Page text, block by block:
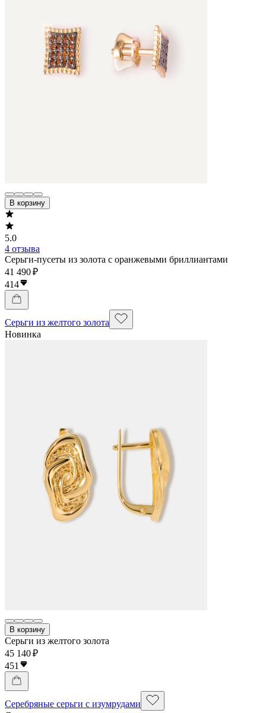
В корзину
5.0
4 отзыва
Серьги-пусеты из золота с оранжевыми бриллиантами
41 490 ₽
414
Серьги из желтого золота
Новинка
В корзину
Серьги из желтого золота
45 140 ₽
451
Серебряные серьги с изумрудами